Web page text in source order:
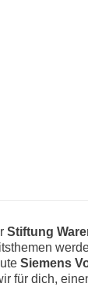
Stiftung
Siemens
für dich,